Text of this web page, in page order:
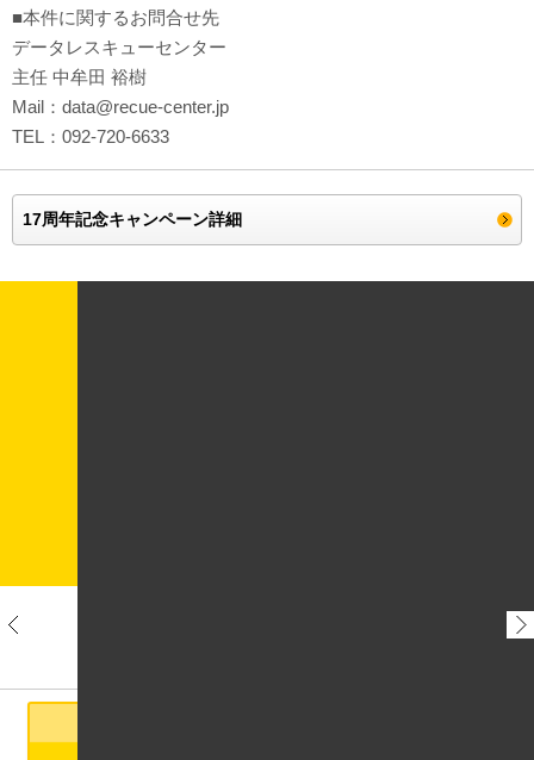
■本件に関するお問合せ先
データレスキューセンター
主任 中牟田 裕樹
Mail：data@recue-center.jp
TEL：092-720-6633
17周年記念キャンペーン詳細